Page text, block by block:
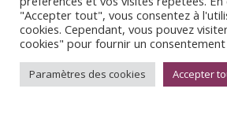
"Accepter tout", vous consentez à
cookies. Cependant, vous pouvez
cookies" pour fournir un
Paramètres des cookies Accepter